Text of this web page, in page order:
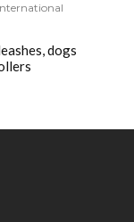
dogs